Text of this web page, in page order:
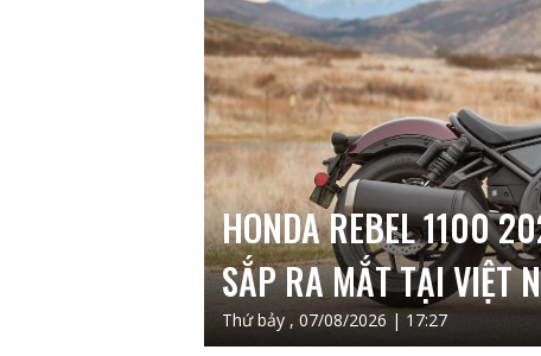
HONDA REBEL 1100
SẮP RA MẮT TẠI VIỆT
Thứ bảy , 07/08/2026 | 17:27